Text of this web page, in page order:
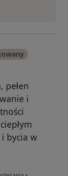
pełen
i
bycia w